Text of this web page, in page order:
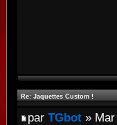
Re: Jaquettes Custom !
par TGbot »